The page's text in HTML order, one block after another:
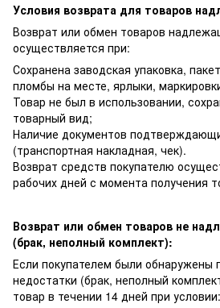
Условия возврата для товаров
Возврат или обмен товаров
осуществляется при:
Сохранена заводская упаковка,
пломбы на месте, ярлыки,
Товар не был в использовании,
товарный вид;
Наличие документов
(транспортная накладная, чек).
Возврат средств покупателю
рабочих дней с момента получения
Возврат или обмен товаров не
(брак, неполный комплект):
Если покупателем были обнаружены
недостатки (брак, неполный
товар в течении 14 дней при условии: